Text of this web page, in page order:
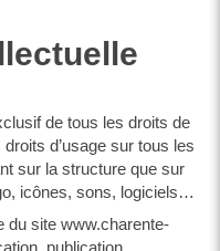
de tous les droits de
d’usage sur tous les
sur la structure que sur
icônes, sons, logiciels…
du site www.charente-
publication,